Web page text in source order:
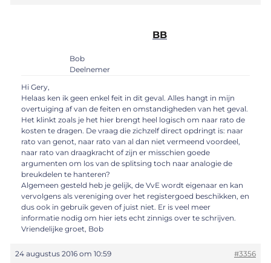
BB
Bob
Deelnemer
Hi Gery,
Helaas ken ik geen enkel feit in dit geval. Alles hangt in mijn
overtuiging af van de feiten en omstandigheden van het geval.
Het klinkt zoals je het hier brengt heel logisch om naar rato de
kosten te dragen. De vraag die zichzelf direct opdringt is: naar
rato van genot, naar rato van al dan niet vermeend voordeel,
naar rato van draagkracht of zijn er misschien goede
argumenten om los van de splitsing toch naar analogie de
breukdelen te hanteren?
Algemeen gesteld heb je gelijk, de VvE wordt eigenaar en kan
vervolgens als vereniging over het registergoed beschikken, en
dus ook in gebruik geven of juist niet. Er is veel meer
informatie nodig om hier iets echt zinnigs over te schrijven.
Vriendelijke groet, Bob
24 augustus 2016 om 10:59 #3356